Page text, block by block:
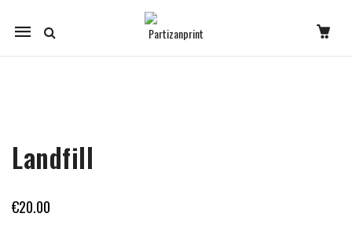
Mobile
navigation
Landfill
€20.00